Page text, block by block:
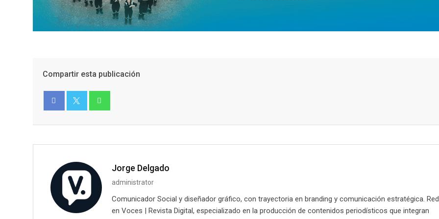
Compartir esta publicación
Jorge Delgado
administrator
Comunicador Social y diseñador gráfico, con trayectoria en branding y comunicación estratégica.
en Voces | Revista Digital, especializado en la producción de contenidos periodísticos que integran